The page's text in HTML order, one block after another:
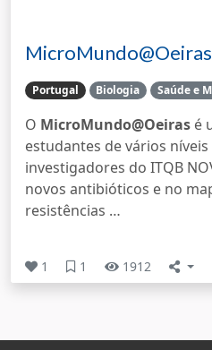
MicroMundo@Oeiras
Portugal Biologia Saúde e
O MicroMundo@Oeiras é
estudantes de vários
investigadores do ITQB
novos antibióticos e no
resistências …
1 1 1912